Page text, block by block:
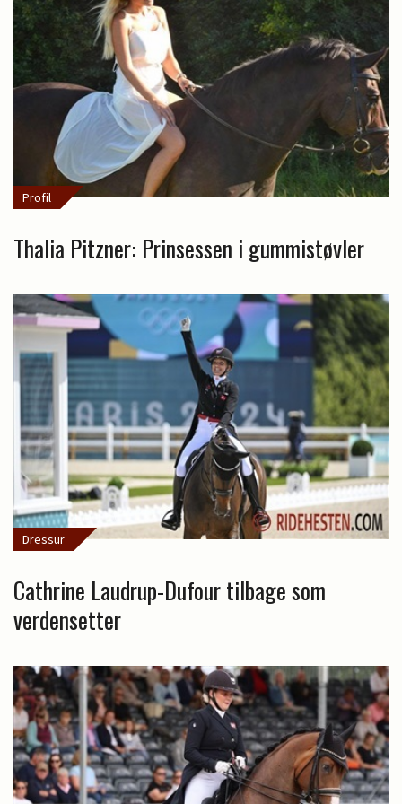
Profil
Thalia Pitzner: Prinsessen i gummistøvler
Dressur
Cathrine Laudrup-Dufour tilbage som
verdensetter